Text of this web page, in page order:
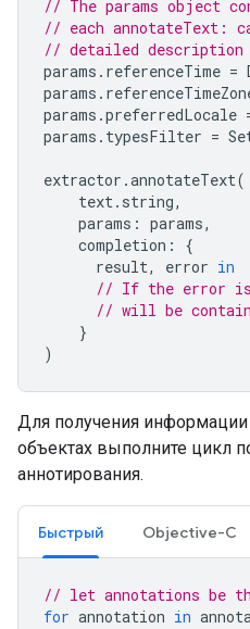
// The params object
// each annotateText:
// detailed description
params . referenceTime =
params .
params .preferredLocale
params . typesFilter =
extractor .annotateText(
text. string,
params : params,
completion :
{
result, error in
// If the error is
// will be
}
)
Для получения
объектах выполните цикл
аннотирования.
Быстрый Objective-C
// let annotations be
for annotation in